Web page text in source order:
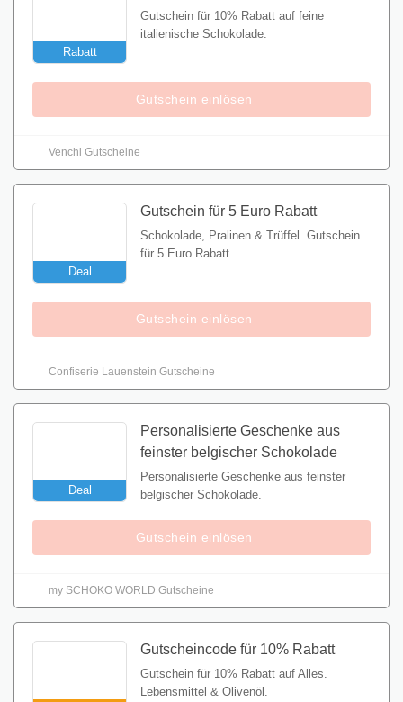
Rabatt
Gutschein für 10% Rabatt auf feine
italienische Schokolade.
Gutschein einlösen
Venchi Gutscheine
Deal
Gutschein für 5 Euro Rabatt
Schokolade, Pralinen & Trüffel. Gutschein
für 5 Euro Rabatt.
Gutschein einlösen
Confiserie Lauenstein Gutscheine
Deal
Personalisierte Geschenke aus
feinster belgischer Schokolade
Personalisierte Geschenke aus feinster
belgischer Schokolade.
Gutschein einlösen
my SCHOKO WORLD Gutscheine
Gutscheincode für 10% Rabatt
Gutschein für 10% Rabatt auf Alles.
Lebensmittel & Olivenöl.